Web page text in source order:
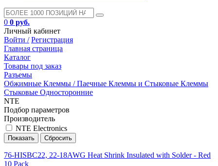
0 0 руб.
Личный кабинет
Войти / Регистрация
Главная страница
Каталог
Товары под заказ
Разъемы
Обжимные Клеммы / Паечные Клеммы и Стыковые Клеммы
Стыковые Односторонние
NTE
Подбор параметров
Производитель
NTE Electronics
76-HISBC22, 22-18AWG Heat Shrink Insulated with Solder - Red
10 Pack